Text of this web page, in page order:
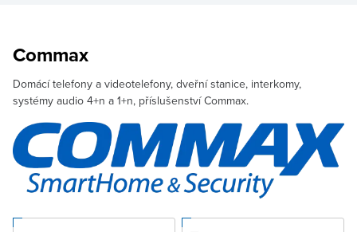
Commax
Domácí telefony a videotelefony, dveřní stanice, interkomy,
systémy audio 4+n a 1+n, příslušenství Commax.